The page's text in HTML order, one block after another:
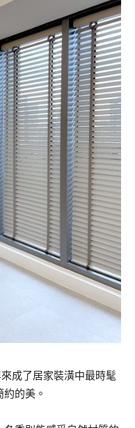
成了居家裝潢中最時髦
的美。